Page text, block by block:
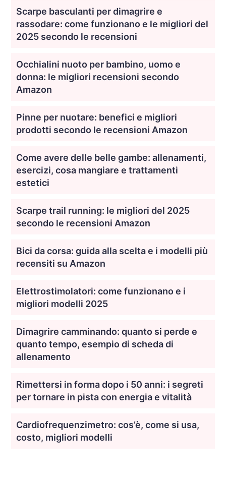
Scarpe basculanti per dimagrire e
rassodare: come funzionano e le migliori del
2025 secondo le recensioni
Occhialini nuoto per bambino, uomo e
donna: le migliori recensioni secondo
Amazon
Pinne per nuotare: benefici e migliori
prodotti secondo le recensioni Amazon
Come avere delle belle gambe: allenamenti,
esercizi, cosa mangiare e trattamenti
estetici
Scarpe trail running: le migliori del 2025
secondo le recensioni Amazon
Bici da corsa: guida alla scelta e i modelli più
recensiti su Amazon
Elettrostimolatori: come funzionano e i
migliori modelli 2025
Dimagrire camminando: quanto si perde e
quanto tempo, esempio di scheda di
allenamento
Rimettersi in forma dopo i 50 anni: i segreti
per tornare in pista con energia e vitalità
Cardiofrequenzimetro: cos’è, come si usa,
costo, migliori modelli